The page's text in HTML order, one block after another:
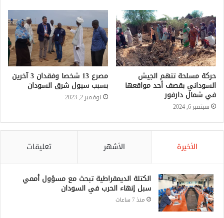
حركة مسلحة تتهم الجيش
السوداني بقصف أحد مواقعها
في شمال دارفور
سبتمبر 6, 2024
مصرع 13 شخصا وفقدان 3 آخرين
بسبب سيول شرق السودان
نوفمبر 2, 2023
الأخيرة الأشهر تعليقات
الكتلة الديمقراطية تبحث مع مسؤول أممي
سبل إنهاء الحرب في السودان
منذ 7 ساعات